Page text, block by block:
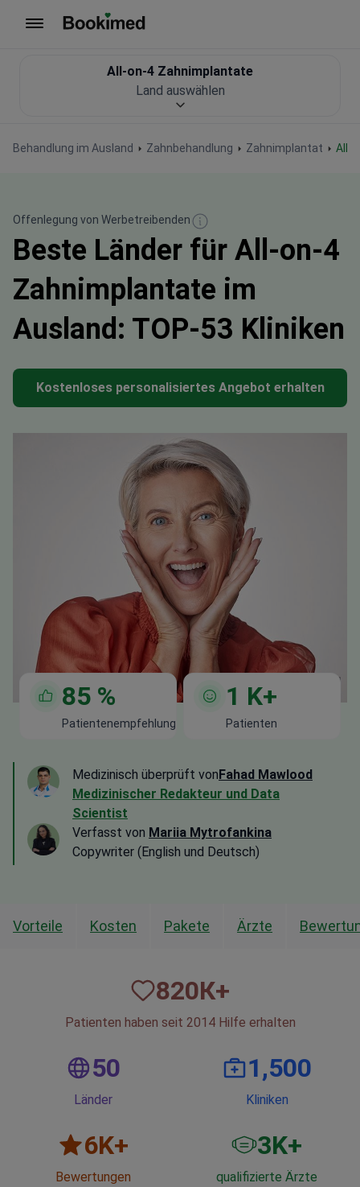
Behandlung im Ausland Zahnbehandlung Zahnimplantat
All-on-4 Zahnimplantate
Land auswählen
Offenlegung von Werbetreibenden
Beste Länder für All-on-4
Zahnimplantate im
Ausland: TOP-53 Kliniken
Kostenloses personalisiertes Angebot erhalten
85 %
Patientenempfehlung
1 K+
Patienten
Medizinisch überprüft vonFahad Mawlood
Medizinischer Redakteur und Data
Scientist
Verfasst von Mariia Mytrofankina
Copywriter (English und Deutsch)
Vorteile Kosten Pakete Ärzte
820К+
Patienten haben seit 2014 Hilfe erhalten
50
Länder
1,500
Kliniken
6K+
Bewertungen
3K+
qualifizierte Ärzte